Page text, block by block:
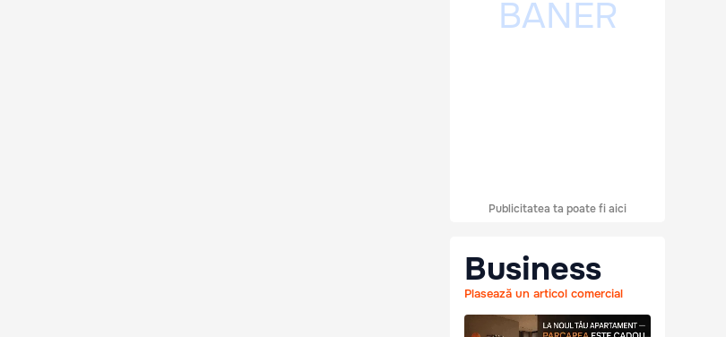
Publicitatea ta poate fi aici
Business
Plasează un articol comercial